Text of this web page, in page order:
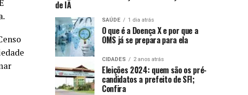
de IA
SAÚDE 1 dia atrás
O que é a Doença X e por que a
OMS já se prepara para ela
CIDADES 2 anos atrás
Eleições 2024: quem são os pré-
candidatos a prefeito de SFI;
Confira